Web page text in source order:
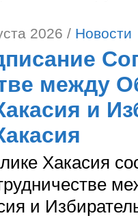
2026 / Новости
между
и
Хакасия
и